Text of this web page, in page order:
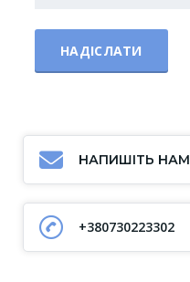
НАПИШІТЬ НАМ
+380730223302